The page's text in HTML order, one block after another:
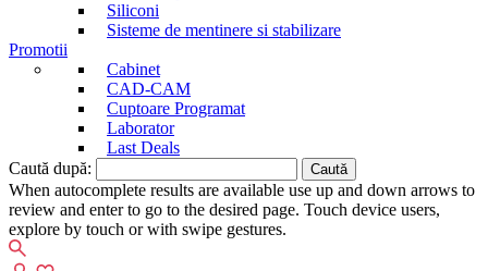
Siliconi
Sisteme de mentinere si stabilizare
Promotii
Cabinet
CAD-CAM
Cuptoare Programat
Laborator
Last Deals
Caută după:
When autocomplete results are available use up and down arrows to
review and enter to go to the desired page. Touch device users,
explore by touch or with swipe gestures.